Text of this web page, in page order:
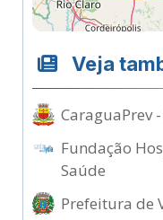
Veja
CaraguaPrev
Fundação
Saúde
Prefeitura de